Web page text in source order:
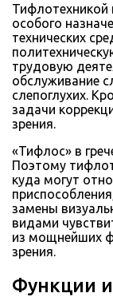
Тифлотехникой
особого
технических
трудовую
обслуживание
слепоглухих.
задачи
зрения.
«Тифлос» в
Поэтому
куда могут
замены
видами
из мощнейших
зрения.
Функции